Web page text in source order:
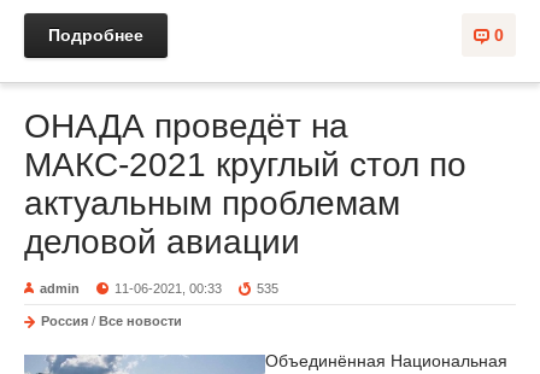
0
Подробнее
ОНАДА проведёт на
МАКС-2021 круглый стол по
актуальным проблемам
деловой авиации
admin 11-06-2021, 00:33 535
Россия / Все новости
Объединённая Национальная